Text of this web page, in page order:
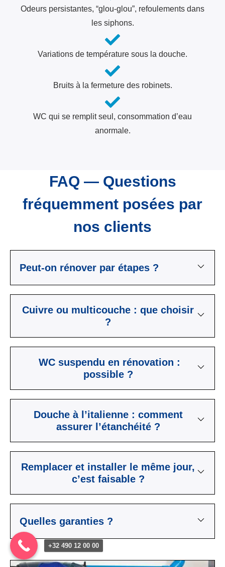
Odeurs persistantes, “glou-glou”, refoulements dans
les siphons.
Variations de température sous la douche.
Bruits à la fermeture des robinets.
WC qui se remplit seul, consommation d’eau
anormale.
FAQ — Questions
fréquemment posées par
nos clients
Peut-on rénover par étapes ?
Cuivre ou multicouche : que choisir
?
WC suspendu en rénovation :
possible ?
Douche à l’italienne : comment
assurer l’étanchéité ?
Remplacer et installer le même jour,
c’est faisable ?
Quelles garanties ?
+32 490 12 00 00